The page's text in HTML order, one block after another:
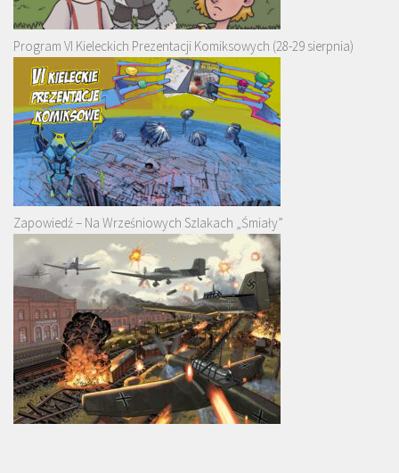
Program VI Kieleckich Prezentacji Komiksowych (28-29 sierpnia)
Zapowiedź – Na Wrześniowych Szlakach „Śmiały”